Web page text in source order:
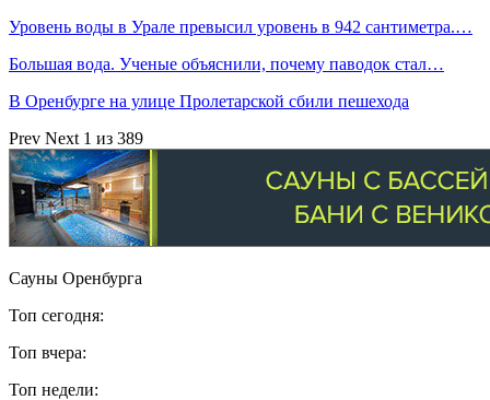
Уровень воды в Урале превысил уровень в 942 сантиметра.…
Большая вода. Ученые объяснили, почему паводок стал…
В Оренбурге на улице Пролетарской сбили пешехода
Prev Next 1 из 389
Сауны Оренбурга
Топ сегодня:
Топ вчера:
Топ недели: